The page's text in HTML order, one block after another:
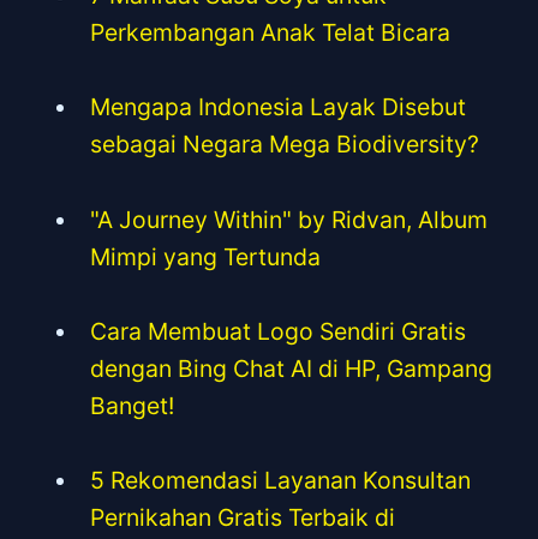
Perkembangan Anak Telat Bicara
Mengapa Indonesia Layak Disebut
sebagai Negara Mega Biodiversity?
"A Journey Within" by Ridvan, Album
Mimpi yang Tertunda
Cara Membuat Logo Sendiri Gratis
dengan Bing Chat AI di HP, Gampang
Banget!
5 Rekomendasi Layanan Konsultan
Pernikahan Gratis Terbaik di